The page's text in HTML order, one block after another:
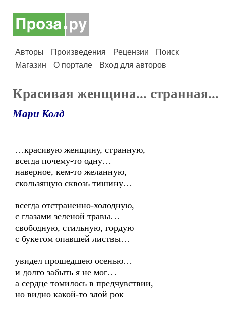
Авторы Произведения Рецензии
Поиск
Магазин
О портале Вход для авторов
Красивая женщина... странная...
Мари Колд
…красивую женщину, странную,
всегда почему-то одну…
наверное, кем-то желанную,
скользящую сквозь тишину…
всегда отстраненно-холодную,
с глазами зеленой травы…
свободную, стильную, гордую
с букетом опавшей листвы…
увидел прошедшею осенью…
и долго забыть я не мог…
а сердце томилось в предчувствии,
но видно какой-то злой рок